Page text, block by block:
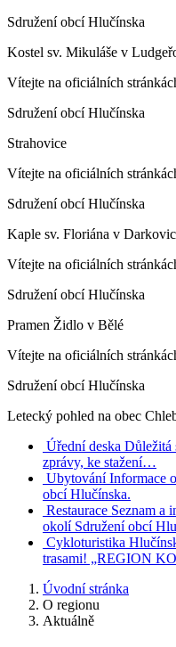
Sdružení obcí Hlučínska
Kostel sv. Mikuláše v
Vítejte na oficiálních
Sdružení obcí Hlučínska
Strahovice
Vítejte na oficiálních
Sdružení obcí Hlučínska
Kaple sv. Floriána v
Vítejte na oficiálních
Sdružení obcí Hlučínska
Pramen Židlo v Bělé
Vítejte na oficiálních
Sdružení obcí Hlučínska
Letecký pohled na obec
Úřední deska Důležitá
zprávy, ke stažení…
Ubytování Informace
obcí Hlučínska.
Restaurace Seznam a
okolí Sdružení obcí
Cykloturistika
trasami! „REGION
Úvodní stránka
O regionu
Aktuálně